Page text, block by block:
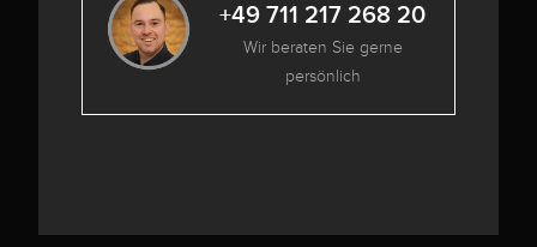
+49 711 217 268 20
Wir beraten Sie gerne
persönlich